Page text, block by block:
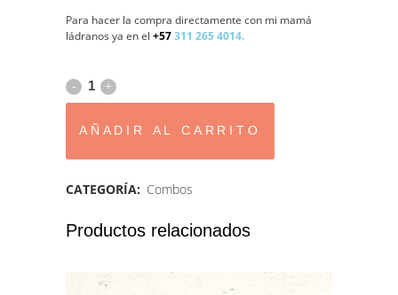
original
$92.000,00.
actual
Para hacer la compra directamente con mi mamá
ládranos ya en el +57311 265 4014.
Combo
quantity
AÑADIR AL CARRITO
CATEGORÍA: Combos
Productos relacionados